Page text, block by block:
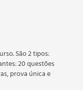
São 2 tipos:
20 questões
prova única e